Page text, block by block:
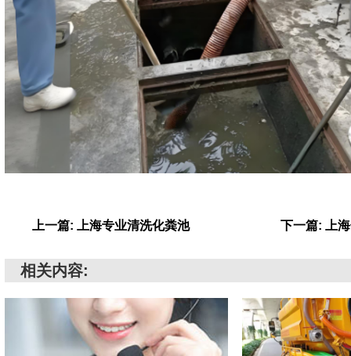
上一篇: 上海专业清洗化粪池 下一篇: 上
相关内容: